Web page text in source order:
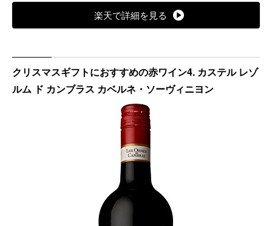
楽天で詳細を見る
クリスマスギフトにおすすめの赤ワイン4. カステル レゾ
ルム ド カンブラス カベルネ・ソーヴィニヨン